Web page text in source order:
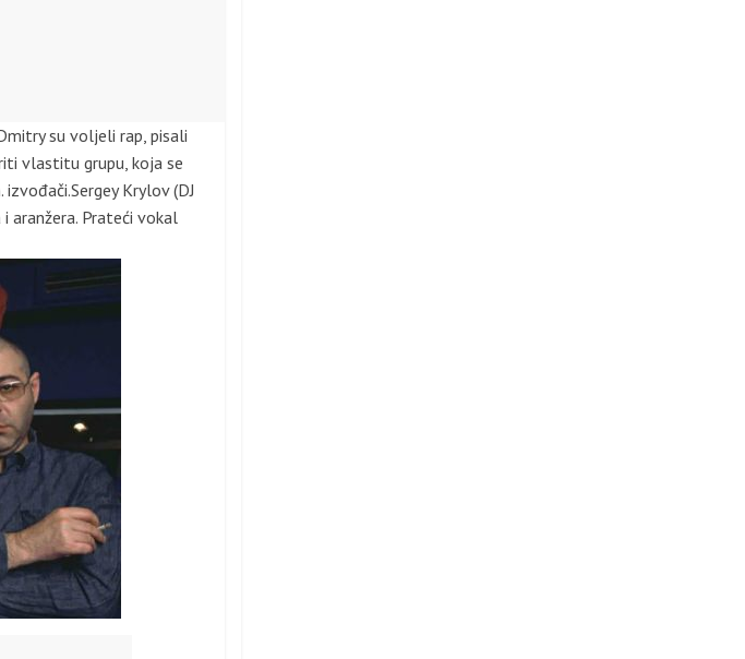
su voljeli rap, pisali
vlastitu grupu, koja se
Krylov (DJ
aranžera. Prateći vokal